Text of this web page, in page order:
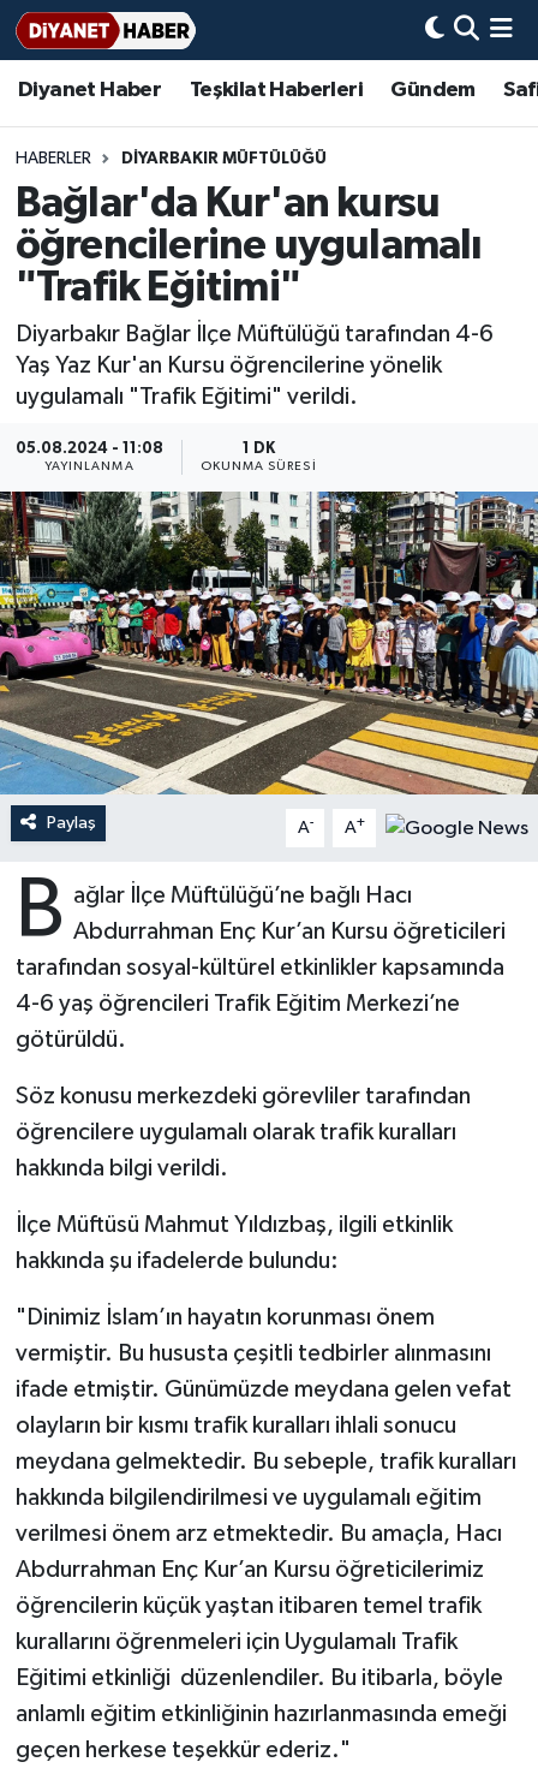
Diyanet Haber Teşkilat Haberleri Gündem
HABERLER DIYARBAKIR MÜFTÜLÜĞÜ
Bağlar'da Kur'an kursu
öğrencilerine uygulamalı
"Trafik Eğitimi"
Diyarbakır Bağlar İlçe Müftülüğü tarafından 4-6
Yaş Yaz Kur'an Kursu öğrencilerine yönelik
uygulamalı "Trafik Eğitimi" verildi.
05.08.2024 - 11:08
YAYINLANMA
1 DK
OKUNMA SÜRESI
Paylaş A- A+
B ağlar İlçe Müftülüğü’ne bağlı Hacı
Abdurrahman Enç Kur’an Kursu öğreticileri
tarafından sosyal-kültürel etkinlikler kapsamında
4-6 yaş öğrencileri Trafik Eğitim Merkezi’ne
götürüldü.
Söz konusu merkezdeki görevliler tarafından
öğrencilere uygulamalı olarak trafik kuralları
hakkında bilgi verildi.
İlçe Müftüsü Mahmut Yıldızbaş, ilgili etkinlik
hakkında şu ifadelerde bulundu:
"Dinimiz İslam’ın hayatın korunması önem
vermiştir. Bu hususta çeşitli tedbirler alınmasını
ifade etmiştir. Günümüzde meydana gelen vefat
olayların bir kısmı trafik kuralları ihlali sonucu
meydana gelmektedir. Bu sebeple, trafik kuralları
hakkında bilgilendirilmesi ve uygulamalı eğitim
verilmesi önem arz etmektedir. Bu amaçla, Hacı
Abdurrahman Enç Kur’an Kursu öğreticilerimiz
öğrencilerin küçük yaştan itibaren temel trafik
kurallarını öğrenmeleri için Uygulamalı Trafik
Eğitimi etkinliği düzenlendiler. Bu itibarla, böyle
anlamlı eğitim etkinliğinin hazırlanmasında emeği
geçen herkese teşekkür ederiz."
Diyanet Haber
Teşkilat Haberleri
Adana Müftülüğü
Adıyaman Müftülüğü
Afyonkarahisar Müftülüğü
Ağrı Müftülüğü
Aksaray Müftülüğü
Amasya Müftülüğü
Ankara Müftülüğü
Antalya Müftülüğü
Ardahan Müftülüğü
Artvin Müftülüğü
Aydın Müftülüğü
Balıkesir Müftülüğü
Bartın Müftülüğü
Batman Müftülüğü
Bayburt Müftülüğü
Bilecik Müftülüğü
Bitlis Müftülüğü
Burdur Müftülüğü
Bursa Müftülüğü
Çanakkale Müftülüğü
Çankırı Müftülüğü
Çorum Müftülüğü
Denizli Müftülüğü
Diyarbakır Müftülüğü
Düzce Müftülüğü
Edirne Müftülüğü
Gündem
#Keşfet
Bir Ayet
Bir Hikaye
Biyografiler
Dini kavramlar
Diyanet Bilgi
Diyanet Takvimi
Dualar
Hadislerle İslam
Kudüs
Kurban
Mukabele
Peygamberimizin Hayatı
Ramazan
Sahabeler
Basında Bugün
DİYANET eKİTAP
Diyanet Dergi
Aile Dergisi
Aylık Dergi
TDV
Hutbeler
DİYANET AKADEMİ
DİYANET GENÇLİK
DİYANET RADYO/TV
DEPREM
Dünya
İmam Hatip Okulları
Kültür-Sanat
Sağlık
Başmakale
Ekonomi
Duyurular
Podcast
Hadis-i Şerifler
Hayat Okumaları
Bilim, Teknoloji
Biyografiler
Diyanet TV
İhtida Haberleri
YAŞAM
Nöbetçi Eczaneler
Hava Durumu
Ankara Namaz Vakitleri
Trafik Durumu
Süper Lig Puan Durumu ve Fikstür
Tüm Manşetler
Son Dakika Haberleri
Haber Arşivi